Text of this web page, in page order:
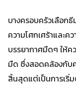
บางครอบครัวเลือกธี
ความโศกเศร้าและ
บรรยากาศมืดๆ ให้ค
มืด ซึ่งสอดคล้องกับค
สิ้นสุดแต่เป็นการเริ่